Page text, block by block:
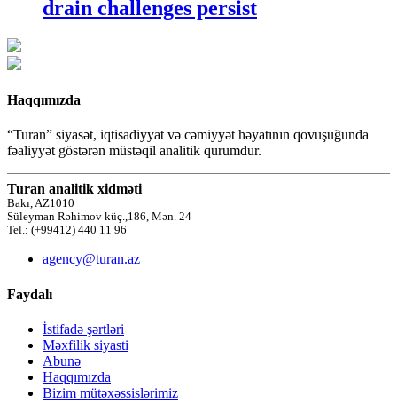
drain challenges persist
Haqqımızda
“Turan” siyasət, iqtisadiyyat və cəmiyyət həyatının qovuşuğunda
fəaliyyət göstərən müstəqil analitik qurumdur.
Turan analitik xidməti
Bakı, AZ1010
Süleyman Rəhimov küç.,186, Mən. 24
Tel.: (+99412) 440 11 96
agency@turan.az
Faydalı
İstifadə şərtləri
Məxfilik siyasti
Abunə
Haqqımızda
Bizim mütəxəssislərimiz